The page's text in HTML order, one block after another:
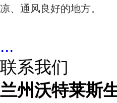
凉、通风良好的地方。
...
联系我们
兰州沃特莱斯